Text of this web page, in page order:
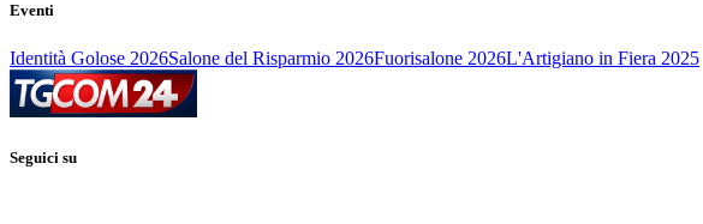
Eventi
Identità Golose 2026Salone del Risparmio 2026Fuorisalone 2026L'Artigiano in Fiera 2025
Seguici su